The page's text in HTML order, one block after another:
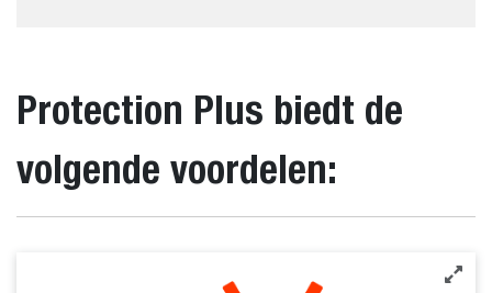
Protection Plus biedt de
volgende voordelen: